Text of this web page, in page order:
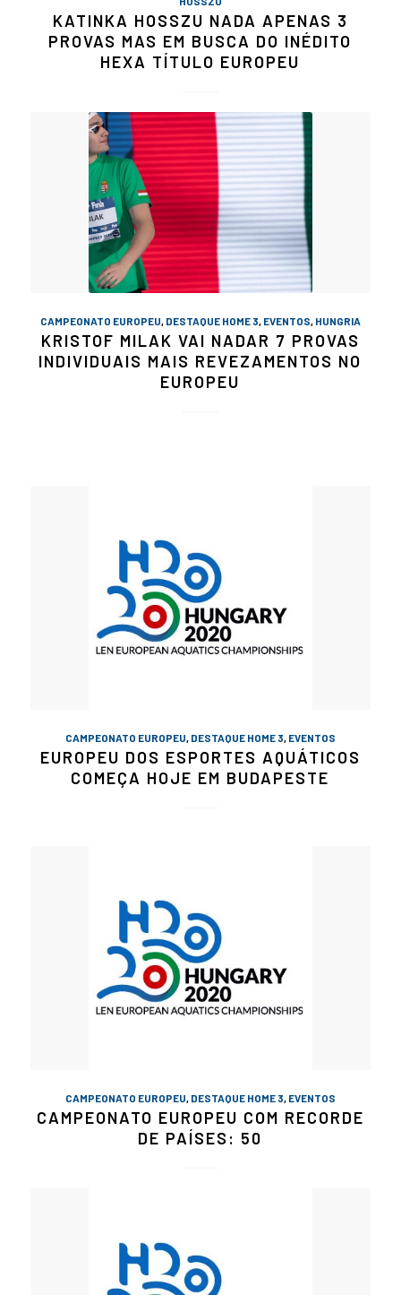
KATINKA HOSSZU NADA APENAS 3
PROVAS MAS EM BUSCA DO INÉDITO
HEXA TÍTULO EUROPEU
CAMPEONATO EUROPEU DESTAQUE HOME 3 EVENTOS HUNGRIA
KRISTOF MILAK VAI NADAR 7 PROVAS
INDIVIDUAIS MAIS REVEZAMENTOS NO
EUROPEU
CAMPEONATO EUROPEU DESTAQUE HOME 3 EVENTOS
EUROPEU DOS ESPORTES AQUÁTICOS
COMEÇA HOJE EM BUDAPESTE
CAMPEONATO EUROPEU DESTAQUE HOME 3 EVENTOS
CAMPEONATO EUROPEU COM RECORDE
DE PAÍSES: 50